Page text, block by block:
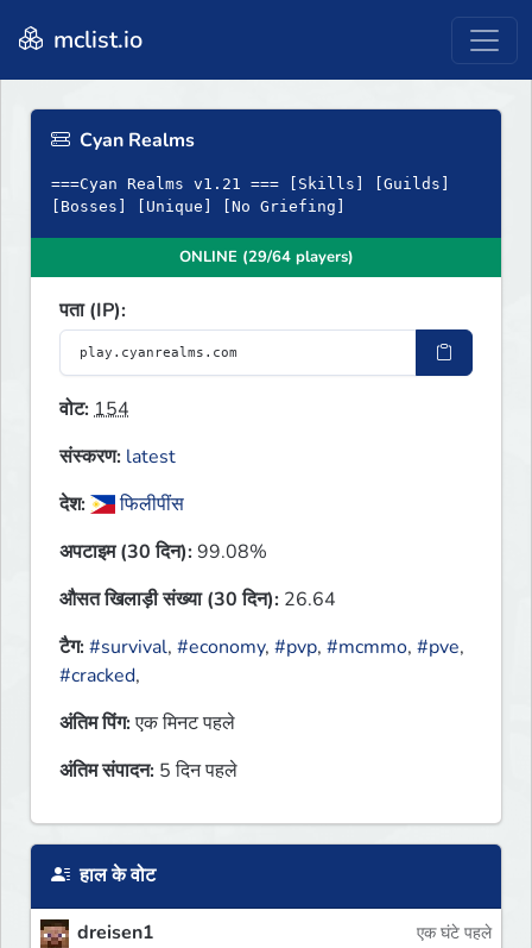
mclist.io
Cyan Realms
===Cyan Realms v1.21 === [Skills] [Guilds]
[Bosses] [Unique] [No Griefing]
ONLINE (29/64 players)
पता (IP):
वोट:154
संस्करण: latest
देश:
फिलीपींस
अपटाइम (30 दिन):99.08%
औसत खिलाड़ी संख्या (30 दिन): 26.64
टैग:#survival, #economy, #pvp, #mcmmo, #pve,
#cracked,
अंतिम पिंग:एक मिनट पहले
अंतिम संपादन: 5 दिन पहले
हाल के वोट
dreisen1 एक घंटे पहले